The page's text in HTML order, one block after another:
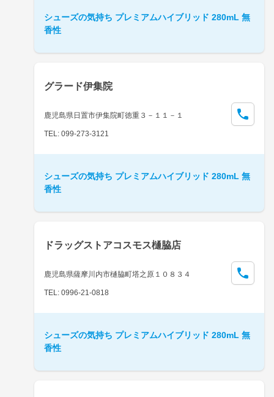
シューズの気持ち プレミアムハイブリッド 280mL 無
香性
グラード伊集院
鹿児島県日置市伊集院町徳重３－１１－１
TEL: 099-273-3121
シューズの気持ち プレミアムハイブリッド 280mL 無
香性
ドラッグストアコスモス樋脇店
鹿児島県薩摩川内市樋脇町塔之原１０８３４
TEL: 0996-21-0818
シューズの気持ち プレミアムハイブリッド 280mL 無
香性